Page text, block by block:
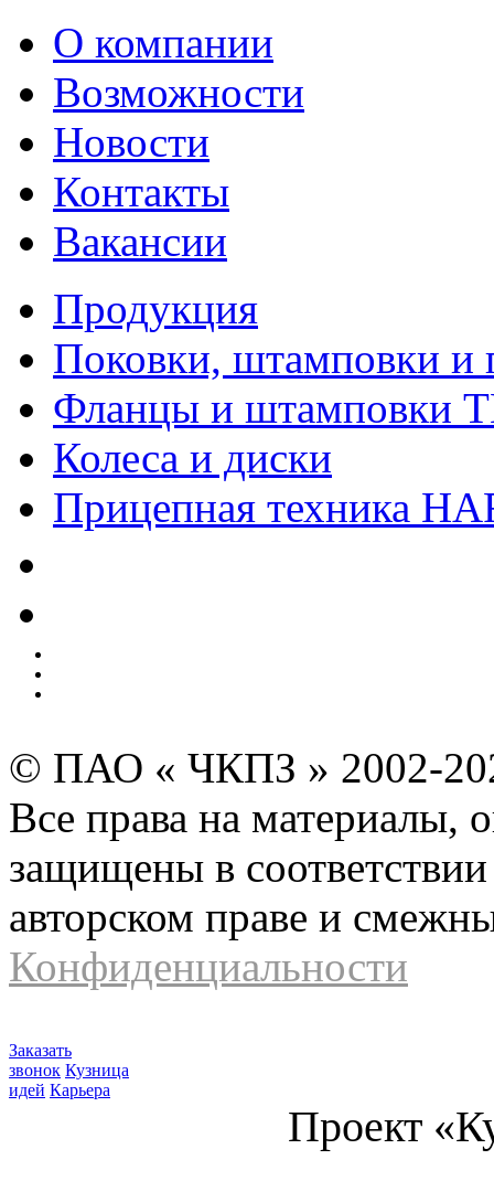
О компании
Возможности
Новости
Контакты
Вакансии
Продукция
Поковки, штамповки и
Фланцы и штамповки
Колеса и диски
Прицепная техника
© ПАО « ЧКПЗ » 2002-
Все права на материалы,
защищены в соответствии
авторском праве и
Конфиденциальности
Заказать
звонок Кузница
идей Карьера
Проект